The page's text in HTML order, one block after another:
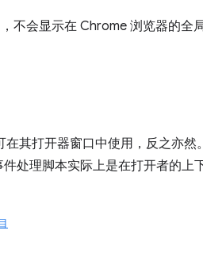
不会显示在 Chrome 浏览器的全
其打开器窗口中使用，反之亦然
处理脚本实际上是在打开者的上